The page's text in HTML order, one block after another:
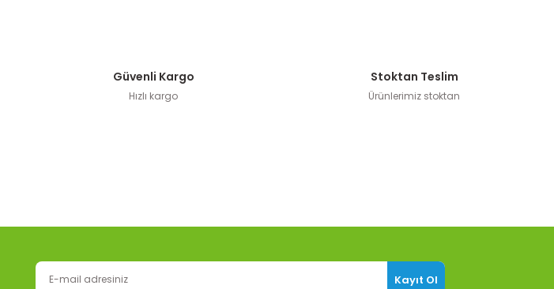
Güvenli Kargo
Hızlı kargo
Stoktan Teslim
Ürünlerimiz stoktan
Kayıt Ol